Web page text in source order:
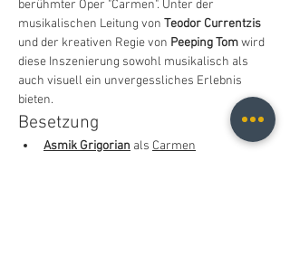
berühmter Oper "Carmen". Unter der
musikalischen Leitung von Teodor Currentzis
und der kreativen Regie von Peeping Tom wird
diese Inszenierung sowohl musikalisch als
auch visuell ein unvergessliches Erlebnis
bieten.
Besetzung
Asmik Grigorian als Carmen